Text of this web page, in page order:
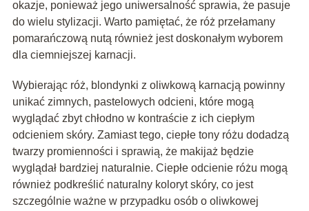
okazje, ponieważ jego uniwersalność sprawia, że pasuje
do wielu stylizacji. Warto pamiętać, że róż przełamany
pomarańczową nutą również jest doskonałym wyborem
dla ciemniejszej karnacji.
Wybierając róż, blondynki z oliwkową karnacją powinny
unikać zimnych, pastelowych odcieni, które mogą
wyglądać zbyt chłodno w kontraście z ich ciepłym
odcieniem skóry. Zamiast tego, ciepłe tony różu dodadzą
twarzy promienności i sprawią, że makijaż będzie
wyglądał bardziej naturalnie. Ciepłe odcienie różu mogą
również podkreślić naturalny koloryt skóry, co jest
szczególnie ważne w przypadku osób o oliwkowej